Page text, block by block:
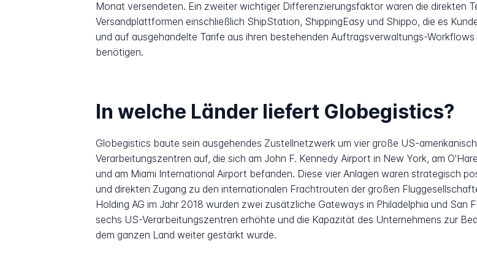
Monat versendeten. Ein zweiter wichtiger Differenzierungsfaktor waren die direkten
Versandplattformen einschließlich ShipStation, ShippingEasy und Shippo, die es
und auf ausgehandelte Tarife aus ihren bestehenden Auftragsverwaltungs-
benötigen.
In welche Länder liefert Globegistics?
Globegistics baute sein ausgehendes Zustellnetzwerk um vier große US-
Verarbeitungszentren auf, die sich am John F. Kennedy Airport in New York, am
und am Miami International Airport befanden. Diese vier Anlagen waren strategisch
und direkten Zugang zu den internationalen Frachtrouten der großen
Holding AG im Jahr 2018 wurden zwei zusätzliche Gateways in Philadelphia und
sechs US-Verarbeitungszentren erhöhte und die Kapazität des Unternehmens zur
dem ganzen Land weiter gestärkt wurde.